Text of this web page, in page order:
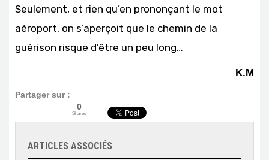
Seulement, et rien qu’en prononçant le mot
aéroport, on s’aperçoit que le chemin de la
guérison risque d’être un peu long…
K.M
Partager sur :
0
Shares
ARTICLES ASSOCIÉS